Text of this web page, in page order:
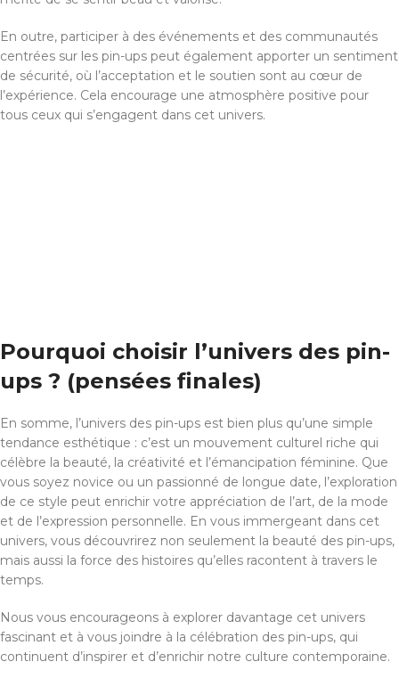
En outre, participer à des événements et des communautés
centrées sur les pin-ups peut également apporter un sentiment
de sécurité, où l’acceptation et le soutien sont au cœur de
l’expérience. Cela encourage une atmosphère positive pour
tous ceux qui s’engagent dans cet univers.
Pourquoi choisir l’univers des pin-
ups ? (pensées finales)
En somme, l’univers des pin-ups est bien plus qu’une simple
tendance esthétique : c’est un mouvement culturel riche qui
célèbre la beauté, la créativité et l’émancipation féminine. Que
vous soyez novice ou un passionné de longue date, l’exploration
de ce style peut enrichir votre appréciation de l’art, de la mode
et de l’expression personnelle. En vous immergeant dans cet
univers, vous découvrirez non seulement la beauté des pin-ups,
mais aussi la force des histoires qu’elles racontent à travers le
temps.
Nous vous encourageons à explorer davantage cet univers
fascinant et à vous joindre à la célébration des pin-ups, qui
continuent d’inspirer et d’enrichir notre culture contemporaine.